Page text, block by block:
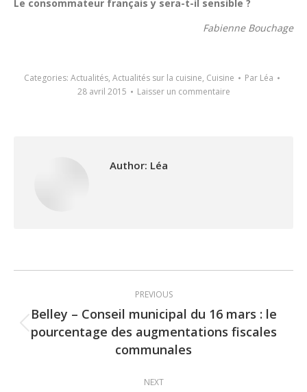
Le consommateur français y sera-t-il sensible ?
Fabienne Bouchage
Categories: Actualités, Actualités sur la cuisine, Cuisine Par Léa
28 avril 2015
Laisser un commentaire
Author: Léa
navigation
PREVIOUS
Previous
post:
Belley – Conseil municipal du 16 mars : le
pourcentage des augmentations fiscales
communales
NEXT